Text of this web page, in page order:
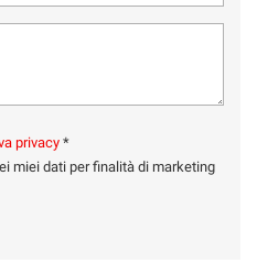
privacy *
miei dati per finalità di marketing